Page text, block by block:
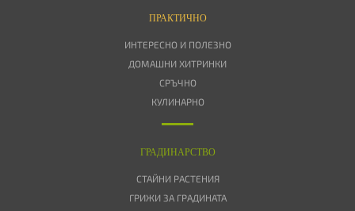
ПРАКТИЧНО
ИНТЕРЕСНО И ПОЛЕЗНО
ДОМАШНИ ХИТРИНКИ
СРЪЧНО
КУЛИНАРНО
ГРАДИНАРСТВО
СТАЙНИ РАСТЕНИЯ
ГРИЖИ ЗА ГРАДИНАТА